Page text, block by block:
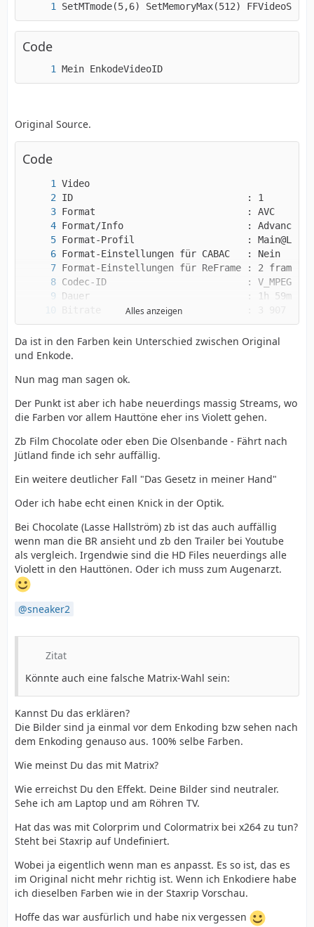
SetMTmode(5,6) SetMemoryMax(512)
Code
Mein EnkodeVideoID                               :
Original Source.
Code
Alles anzeigen
Da ist in den Farben kein Unterschied zwischen Original
und Enkode.
Nun mag man sagen ok.
Der Punkt ist aber ich habe neuerdings massig Streams, wo
die Farben vor allem Hauttöne eher ins Violett gehen.
Zb Film Chocolate oder eben Die Olsenbande - Fährt nach
Jütland finde ich sehr auffällig.
Ein weitere deutlicher Fall "Das Gesetz in meiner Hand"
Oder ich habe echt einen Knick in der Optik.
Bei Chocolate (Lasse Hallström) zb ist das auch auffällig
wenn man die BR ansieht und zb den Trailer bei Youtube
als vergleich. Irgendwie sind die HD Files neuerdings alle
Violett in den Hauttönen. Oder ich muss zum Augenarzt.
sneaker2
Zitat
Könnte auch eine falsche Matrix-Wahl sein:
Kannst Du das erklären?
Die Bilder sind ja einmal vor dem Enkoding bzw sehen nach
dem Enkoding genauso aus. 100% selbe Farben.
Wie meinst Du das mit Matrix?
Wie erreichst Du den Effekt. Deine Bilder sind neutraler.
Sehe ich am Laptop und am Röhren TV.
Hat das was mit Colorprim und Colormatrix bei x264 zu tun?
Steht bei Staxrip auf Undefiniert.
Wobei ja eigentlich wenn man es anpasst. Es so ist, das es
im Original nicht mehr richtig ist. Wenn ich Enkodiere habe
ich dieselben Farben wie in der Staxrip Vorschau.
Hoffe das war ausfürlich und habe nix vergessen